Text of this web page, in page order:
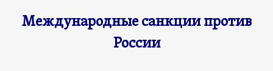
Международные санкции против
России